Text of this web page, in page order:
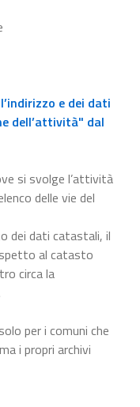
e dei dati
dell’attività" dal
si svolge l’attività
delle vie del
dei dati catastali, il
al catasto
circa la
per i comuni che
i propri archivi